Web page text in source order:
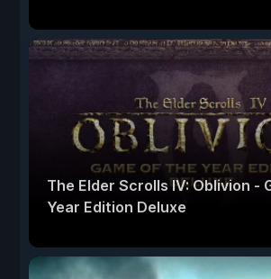
The Elder Scrolls IV: Oblivion -
Year Edition Deluxe